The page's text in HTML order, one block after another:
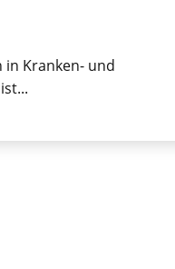
in Kranken- und